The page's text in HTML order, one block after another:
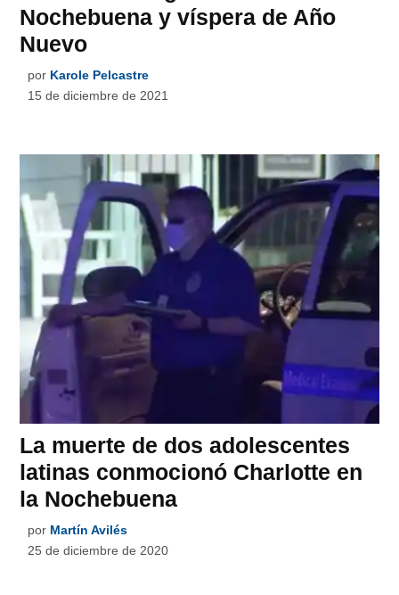
Nochebuena y víspera de Año
Nuevo
por Karole Pelcastre
15 de diciembre de 2021
La muerte de dos adolescentes
latinas conmocionó Charlotte en
la Nochebuena
por Martín Avilés
25 de diciembre de 2020